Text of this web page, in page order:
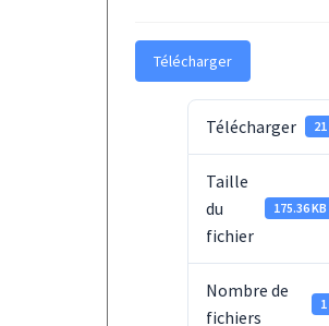
Télécharger
Télécharger 21
Taille
du
fichier
175.36 KB
Nombre de
fichiers
1